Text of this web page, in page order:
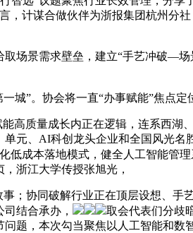
计谋合做伙伴为浙报集团杭州分
景需求壁垒，建立“手艺冲破—
”。协会将一直“办事赋能”焦点定
质量成长内正在逻辑，连系西湖
元、AI科创龙头企业和全国风光
成本落地模式，健全人工智能管理
浙江大学传授张旭光，
协同破解行业正在顶层设想、手
结合承办，
取会代表们分歧
题，本次勾当聚焦以人工智能和